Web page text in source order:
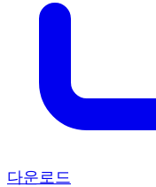
다운로드